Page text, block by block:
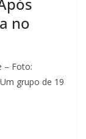
no
– Foto:
grupo de 19